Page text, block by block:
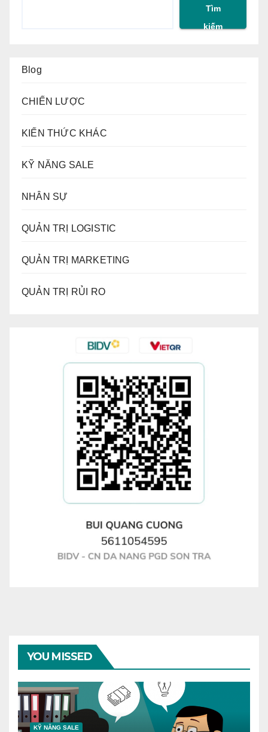
Tìm
kiếm
Blog
CHIẾN LƯỢC
KIẾN THỨC KHÁC
KỸ NĂNG SALE
NHÂN SỰ
QUẢN TRỊ LOGISTIC
QUẢN TRỊ MARKETING
QUẢN TRỊ RỦI RO
YOU MISSED
KỸ NĂNG SALE